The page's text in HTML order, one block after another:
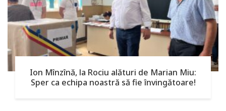
Ion Mînzînă, la Rociu alături de Marian Miu:
Sper ca echipa noastră să fie învingătoare!